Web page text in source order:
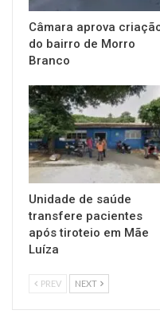
Câmara aprova
do bairro de Morro
Branco
Unidade de saúde
transfere pacientes
após tiroteio em Mãe
Luíza
PREV NEXT